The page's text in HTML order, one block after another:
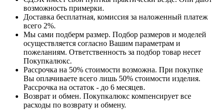
возможность примерки.
Доставка бесплатная, комиссия за наложенный платеж
всего 2%.
Мы сами подберм размер. Подбор размеров и моделей
осуществляется согласно Вашим параметрам и
пожеланиям. Ответственность за подбор товар несет
Покупкалюкс.
Рассрочка на 50% стоимости возможна. При покупке
Вы оплачиваете всего лишь 50% стоимости изделия.
Рассрочка на остаток - до 6 месяцев.
Возврат и обмен. Покупкалюкс компенсирует все
расходы по возврату и обмену.